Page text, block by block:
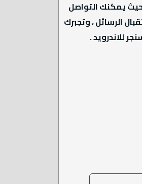
يمكنك التواصل
الرسائل ، وتجبرك
للاندرويد .